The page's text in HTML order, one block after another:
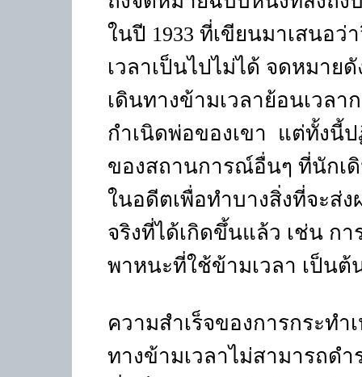
ในปี 1933 ที่เขียนมาเสนอ
เวลาเป็นไปไม่ได้ จดหมา
เดินทางข้ามเวลาย้อนเวล
กำเนิดพ่อของเขา
แต่ทั้งนี้
ของสถานการณ์อื่นๆ ที่นักเ
ในอดีตเพื่อทำบางสิ่งที่จะส่
จริงที่ได้เกิดขึ้นแล้ว เช่น ก
พาหนะที่ใช้ข้ามเวลา เป็นต้
ความสำเร็จของการกระทำ
ทางข้ามเวลาไม่สามารถด